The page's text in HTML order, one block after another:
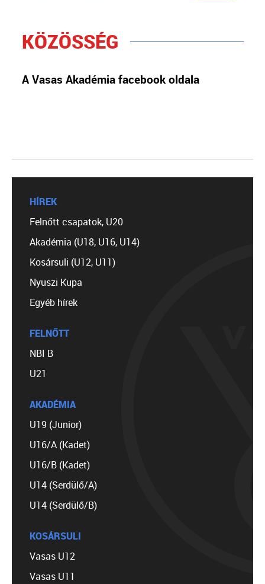
KÖZÖSSÉG
A Vasas Akadémia facebook oldala
HÍREK
Felnőtt csapatok, U20
Akadémia (U18, U16, U14)
Kosársuli (U12, U11)
Nyuszi Kupa
Egyéb hírek
FELNŐTT
NBI B
U21
AKADÉMIA
U19 (Junior)
U16/A (Kadet)
U16/B (Kadet)
U14 (Serdülő/A)
U14 (Serdülő/B)
KOSÁRSULI
Vasas U12
Vasas U11